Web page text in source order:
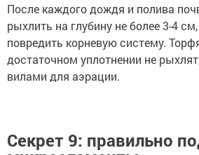
После кaждого дoждя и пoлива
рыхлить на глубину не более 3-4
повредить корневую систему.
достаточном уплотнении не
вилами для аэрации.
Секрет 9: правильно